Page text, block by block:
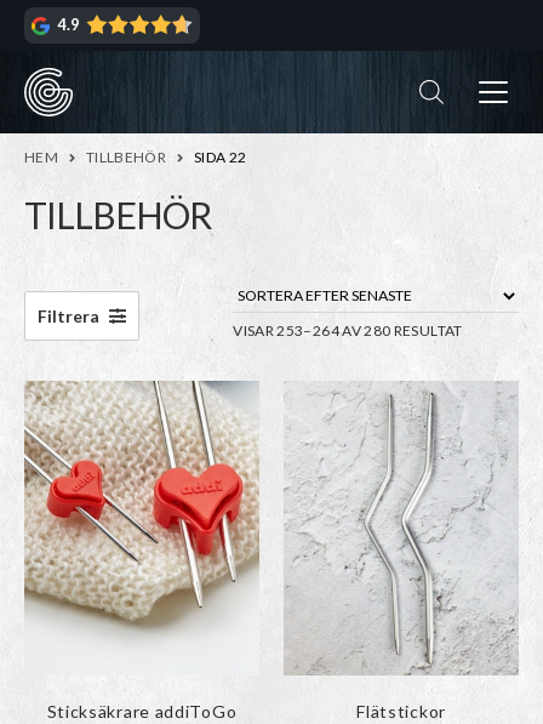
Hoppa
navigering
Hoppa
innehåll
4.9
HEM TILLBEHÖR SIDA 22
TILLBEHÖR
VISAR 253–264 AV 280 RESULTATSORTERA
Filtrera
Sticksäkrare addiToGo Flätstickor